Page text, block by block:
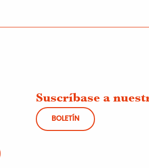
Suscríbase a
BOLETÍN